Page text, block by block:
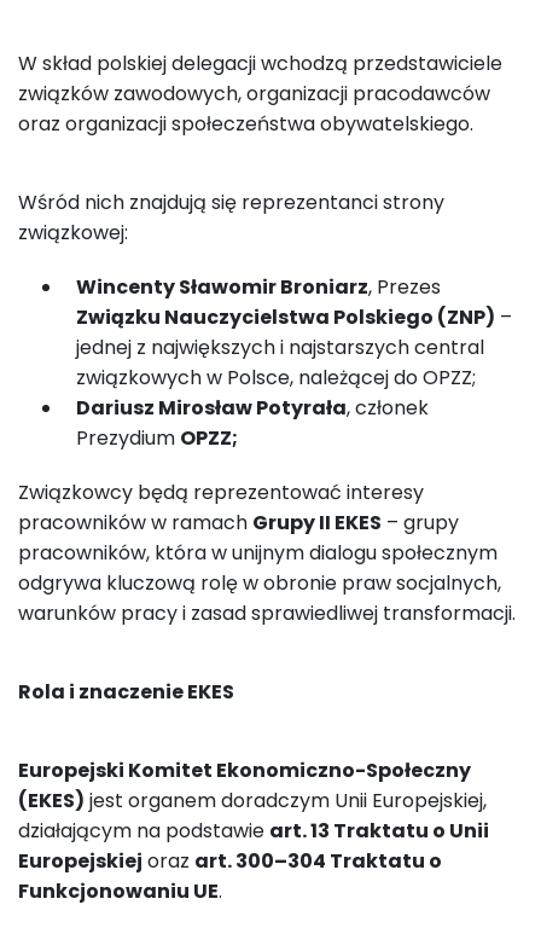
W skład polskiej delegacji wchodzą przedstawiciele
związków zawodowych, organizacji pracodawców
oraz organizacji społeczeństwa obywatelskiego.
Wśród nich znajdują się reprezentanci strony
związkowej:
Wincenty Sławomir Broniarz, Prezes
Związku Nauczycielstwa Polskiego (ZNP) –
jednej z największych i najstarszych central
związkowych w Polsce, należącej do OPZZ;
Dariusz Mirosław Potyrała, członek
Prezydium OPZZ;
Związkowcy będą reprezentować interesy
pracowników w ramach Grupy II EKES – grupy
pracowników, która w unijnym dialogu społecznym
odgrywa kluczową rolę w obronie praw socjalnych,
warunków pracy i zasad sprawiedliwej transformacji.
Rola i znaczenie EKES
Europejski Komitet Ekonomiczno-Społeczny
(EKES) jest organem doradczym Unii Europejskiej,
działającym na podstawie art. 13 Traktatu o Unii
Europejskiej oraz art. 300–304 Traktatu o
Funkcjonowaniu UE.